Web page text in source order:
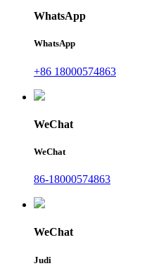
WhatsApp
WhatsApp
+86 18000574863
WeChat
WeChat
86-18000574863
WeChat
Judi